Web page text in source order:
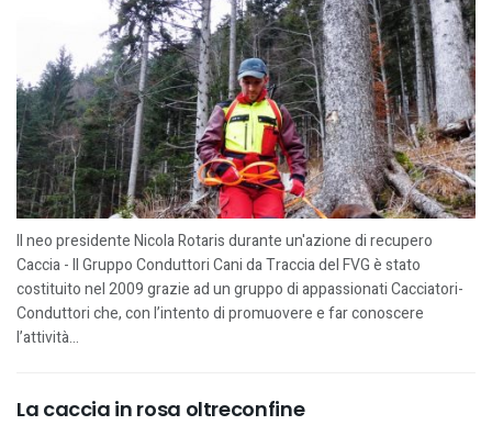
Il neo presidente Nicola Rotaris durante un'azione di recupero
Caccia - Il Gruppo Conduttori Cani da Traccia del FVG è stato
costituito nel 2009 grazie ad un gruppo di appassionati Cacciatori-
Conduttori che, con l’intento di promuovere e far conoscere
l’attività...
La caccia in rosa oltreconfine